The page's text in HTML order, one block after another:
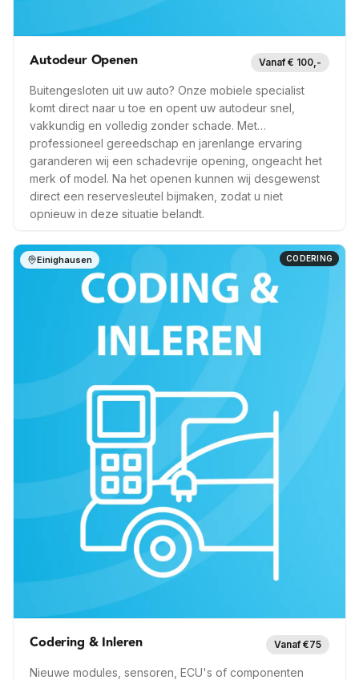
Autodeur Openen Vanaf € 100,-
Buitengesloten uit uw auto? Onze mobiele specialist
komt direct naar u toe en opent uw autodeur snel,
vakkundig en volledig zonder schade. Met
professioneel gereedschap en jarenlange ervaring
garanderen wij een schadevrije opening, ongeacht het
merk of model. Na het openen kunnen wij desgewenst
direct een reservesleutel bijmaken, zodat u niet
opnieuw in deze situatie belandt.
Op locatie 6 mnd garantie
Meer info —Einighausen
Einighausen CODERING
Codering & Inleren Vanaf €75
Nieuwe modules, sensoren, ECU's of componenten